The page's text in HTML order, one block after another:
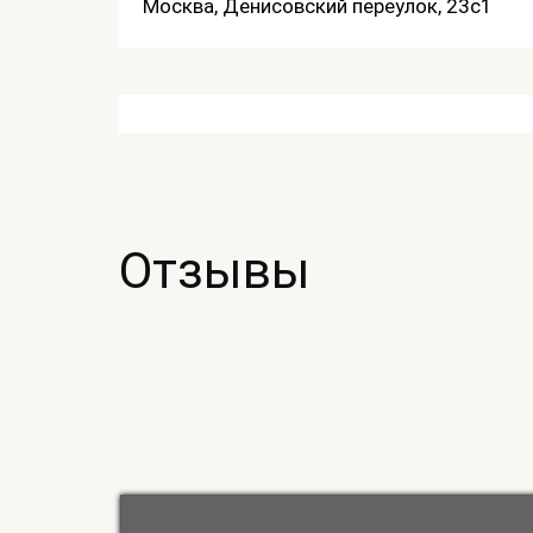
Москва, Денисовский переулок, 23с1
Отзывы